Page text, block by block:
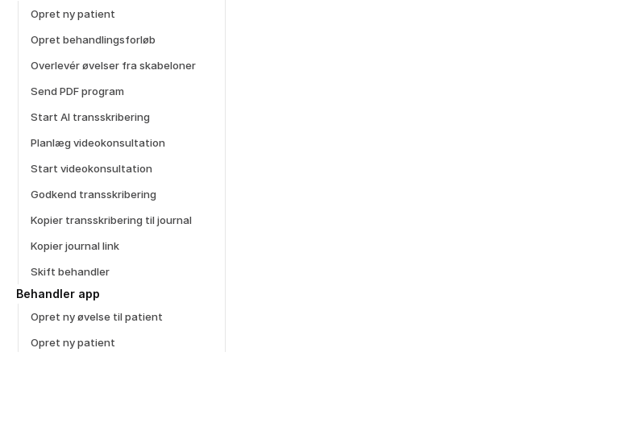
Opret ny patient
Opret behandlingsforløb
Overlevér øvelser fra skabeloner
Send PDF program
Start AI transskribering
Planlæg videokonsultation
Start videokonsultation
Godkend transskribering
Kopier transskribering til journal
Kopier journal link
Skift behandler
Behandler app
Opret ny øvelse til patient
Opret ny patient